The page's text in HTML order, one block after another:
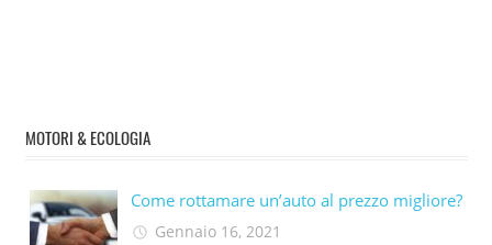
MOTORI & ECOLOGIA
Come rottamare un’auto al prezzo migliore?
Gennaio 16, 2021